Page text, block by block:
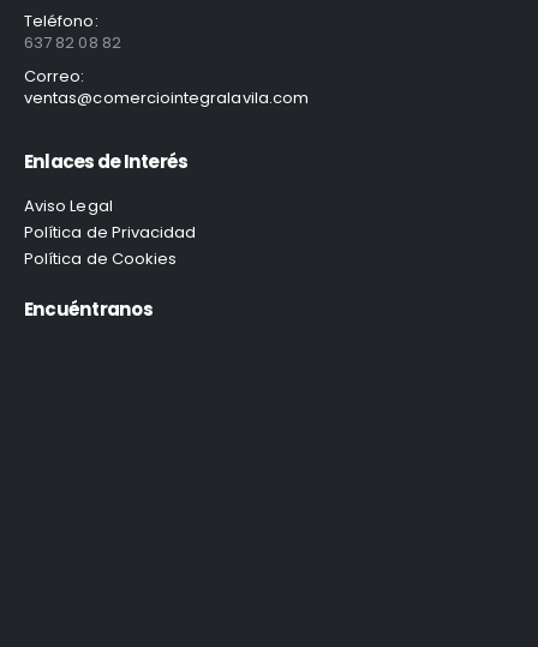
Teléfono:
637 82 08 82
Correo:
ventas@comerciointegralavila.com
Enlaces de Interés
Aviso Legal
Política de Privacidad
Política de Cookies
Encuéntranos